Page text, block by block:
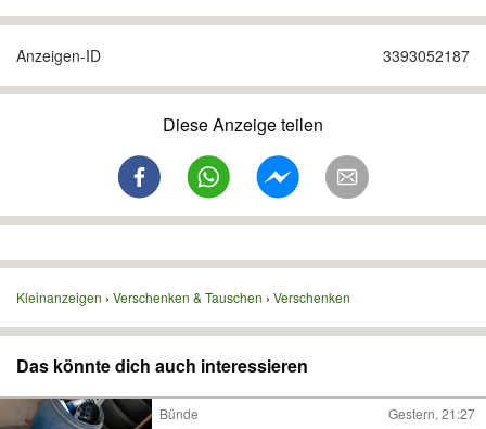
Anzeigen-ID 3393052187
Diese Anzeige teilen
Kleinanzeigen Verschenken & Tauschen Verschenken
Das könnte dich auch interessieren
Bünde Gestern, 21:27